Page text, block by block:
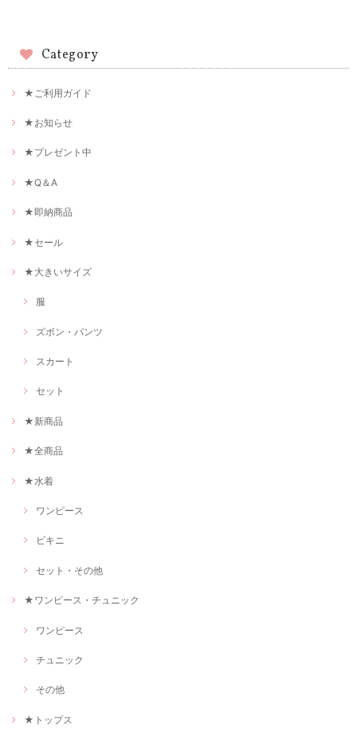
Category
★ご利用ガイド
★お知らせ
★プレゼント中
★Q＆A
★即納商品
★セール
★大きいサイズ
服
ズボン・パンツ
スカート
セット
★新商品
★全商品
★水着
ワンピース
ビキニ
セット・その他
★ワンピース・チュニック
ワンピース
チュニック
その他
★トップス